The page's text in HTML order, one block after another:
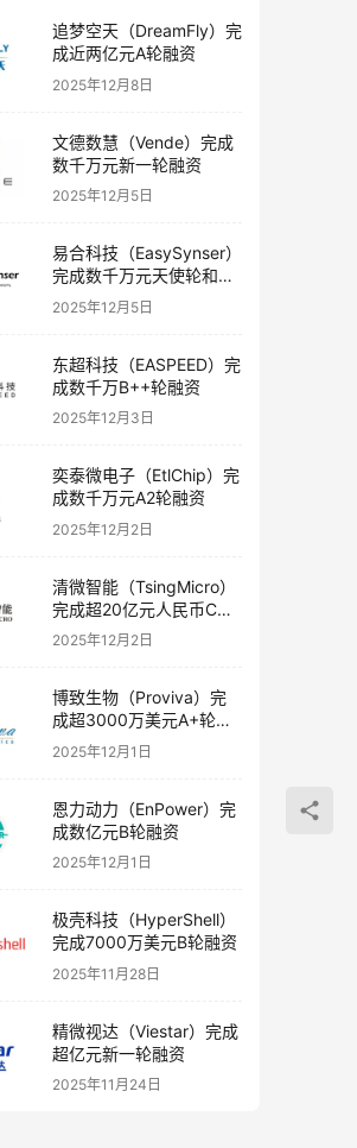
追梦空天（DreamFly）完
成近两亿元A轮融资
2025年12月8日
文德数慧（Vende）完成
数千万元新一轮融资
2025年12月5日
易合科技（EasySynser）
完成数千万元天使轮和天
使+轮融资
2025年12月5日
东超科技（EASPEED）完
成数千万B++轮融资
2025年12月3日
奕泰微电子（EtlChip）完
成数千万元A2轮融资
2025年12月2日
清微智能（TsingMicro）
完成超20亿元人民币C轮
融资
2025年12月2日
博致生物（Proviva）完
成超3000万美元A+轮融
资
2025年12月1日
恩力动力（EnPower）完
成数亿元B轮融资
2025年12月1日
极壳科技（HyperShell）
完成7000万美元B轮融资
2025年11月28日
精微视达（Viestar）完成
超亿元新一轮融资
2025年11月24日